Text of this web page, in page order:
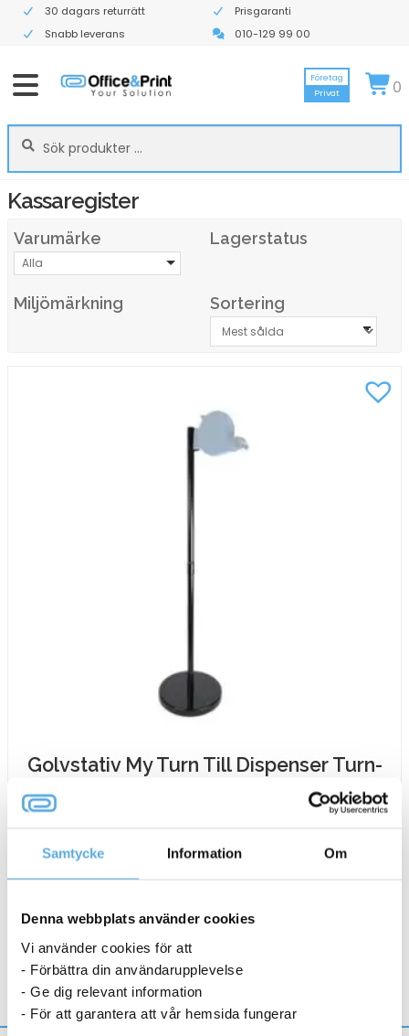
Samtycke Information Om
Denna webbplats använder cookies
Vi använder cookies för att
- Förbättra din användarupplevelse
- Ge dig relevant information
- För att garantera att vår hemsida fungerar
30 dagars returrätt
Prisgaranti
Snabb leverans
010-129 99 00
Sök
efter:
Sök
Företag
Privat
0
Kassaregister
Varumärke
Alla
Lagerstatus
Miljömärkning Sortering
Golvstativ My Turn Till Dispenser Turn-
My
Till
Dispenser
Turn-
O-
6-8 dagar